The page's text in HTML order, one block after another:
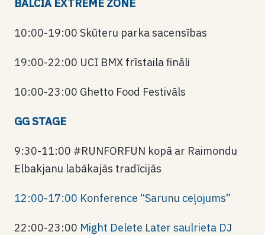
BALCIA EXTREME ZONE
10:00-19:00 Skūteru parka sacensības
19:00-22:00 UCI BMX frīstaila fināli
10:00-23:00 Ghetto Food Festivāls
GG STAGE
9:30-11:00 #RUNFORFUN kopā ar Raimondu
Elbakjanu labākajās tradīcijās
12:00-17:00 Konference “Sarunu ceļojums”
22:00-23:00 Might Delete Later saulrieta DJ